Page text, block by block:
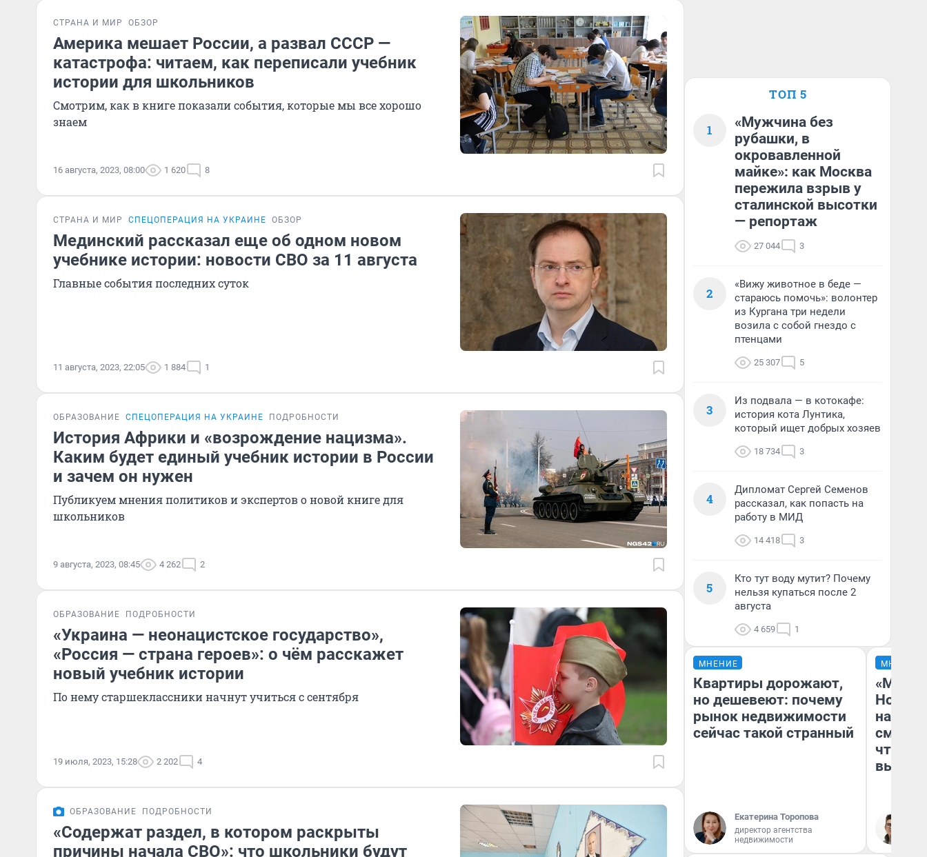
СТРАНА И МИР ОБЗОР
Америка мешает России, а развал СССР —
катастрофа: читаем, как переписали учебник
истории для школьников
Смотрим, как в книге показали события, которые мы все хорошо
знаем
16 августа, 2023, 08:00 1 620 8
СТРАНА И МИР СПЕЦОПЕРАЦИЯ НА УКРАИНЕ ОБЗОР
Мединский рассказал еще об одном новом
учебнике истории: новости СВО за 11 августа
Главные события последних суток
11 августа, 2023, 22:05 1 884 1
ОБРАЗОВАНИЕ СПЕЦОПЕРАЦИЯ НА УКРАИНЕ ПОДРОБНОСТИ
История Африки и «возрождение нацизма».
Каким будет единый учебник истории в России
и зачем он нужен
Публикуем мнения политиков и экспертов о новой книге для
школьников
9 августа, 2023, 08:45 4 262 2
ОБРАЗОВАНИЕ ПОДРОБНОСТИ
«Украина — неонацистское государство»,
«Россия — страна героев»: о чём расскажет
новый учебник истории
По нему старшеклассники начнут учиться с сентября
19 июля, 2023, 15:28 2 202 4
ОБРАЗОВАНИЕ ПОДРОБНОСТИ
«Содержат раздел, в котором раскрыты
причины начала СВО»: что школьники будут
ТОП 5
1
«Мужчина без
рубашки, в
окровавленной
майке»: как Москва
пережила взрыв у
сталинской высотки
— репортаж
27 044 3
2
«Вижу животное в беде —
стараюсь помочь»: волонтер
из Кургана три недели
возила с собой гнездо с
птенцами
25 307 5
3
Из подвала — в котокафе:
история кота Лунтика,
который ищет добрых хозяев
18 734 3
4
Дипломат Сергей Семенов
рассказал, как попасть на
работу в МИД
14 418 3
5
Кто тут воду мутит? Почему
нельзя купаться после 2
августа
4 659 1
МНЕНИЕ
Квартиры дорожают,
но дешевеют: почему
рынок недвижимости
сейчас такой странный
Екатерина Торопова
директор агентства
недвижимости
МНЕНИЕ
«Мы
чтобы